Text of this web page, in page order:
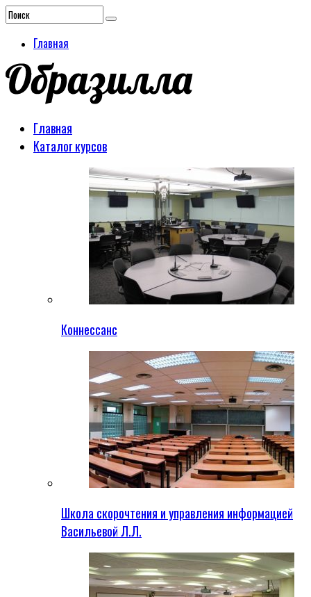
Главная
Главная
Каталог курсов
Коннессанс
Школа скорочтения и управления информацией
Васильевой Л.Л.